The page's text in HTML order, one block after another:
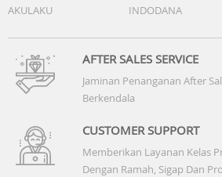
AKULAKU
INDODANA
AFTER SALES SERVICE
Jaminan Penanganan After
Berkendala
CUSTOMER SUPPORT
Memberikan Layanan Kelas
Dengan Ramah, Sigap Dan